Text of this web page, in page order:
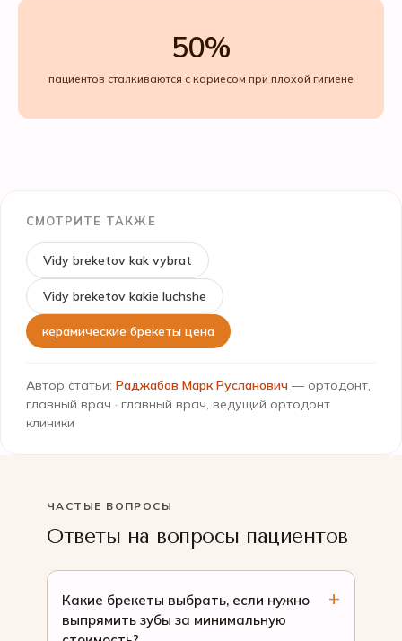
50%
пациентов сталкиваются с кариесом при плохой гигиене
СМОТРИТЕ ТАКЖЕ
Vidy breketov kak vybrat
Vidy breketov kakie luchshe
керамические брекеты цена
Автор статьи: Раджабов Марк Русланович — ортодонт,
главный врач · главный врач, ведущий ортодонт
клиники
ЧАСТЫЕ ВОПРОСЫ
Ответы на вопросы пациентов
Какие брекеты выбрать, если нужно
выпрямить зубы за минимальную